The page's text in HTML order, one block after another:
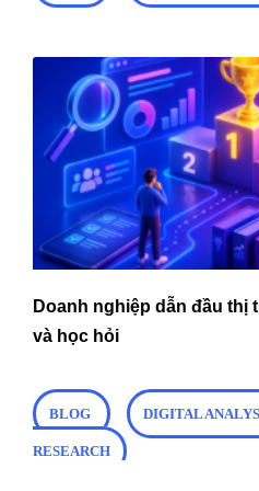
BLOG DIGITAL
RESEARCH
Doanh nghiệp dẫn đầu thị
và học hỏi